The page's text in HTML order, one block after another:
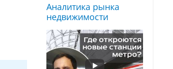
Аналитика рынка
недвижимости